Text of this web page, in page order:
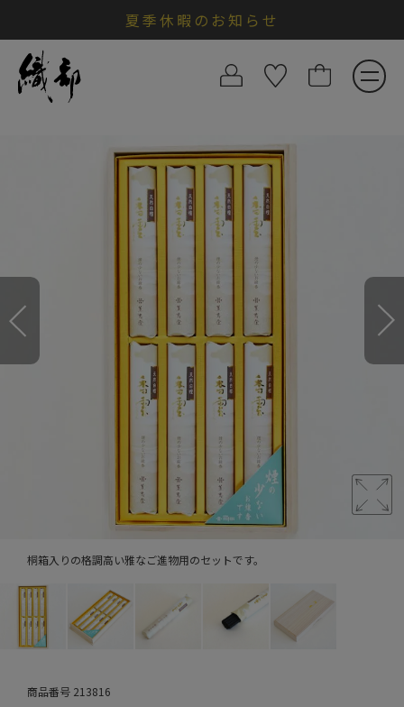
夏季休暇のお知らせ
桐箱入りの格調高い雅なご進物用のセットです。
商品番号 213816